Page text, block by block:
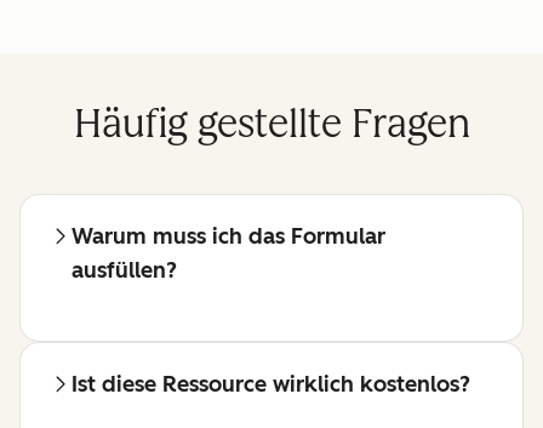
Häufig gestellte Fragen
Warum muss ich das Formular
ausfüllen?
Ist diese Ressource wirklich kostenlos?